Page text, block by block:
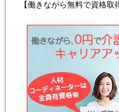
【働きながら無料で資格取